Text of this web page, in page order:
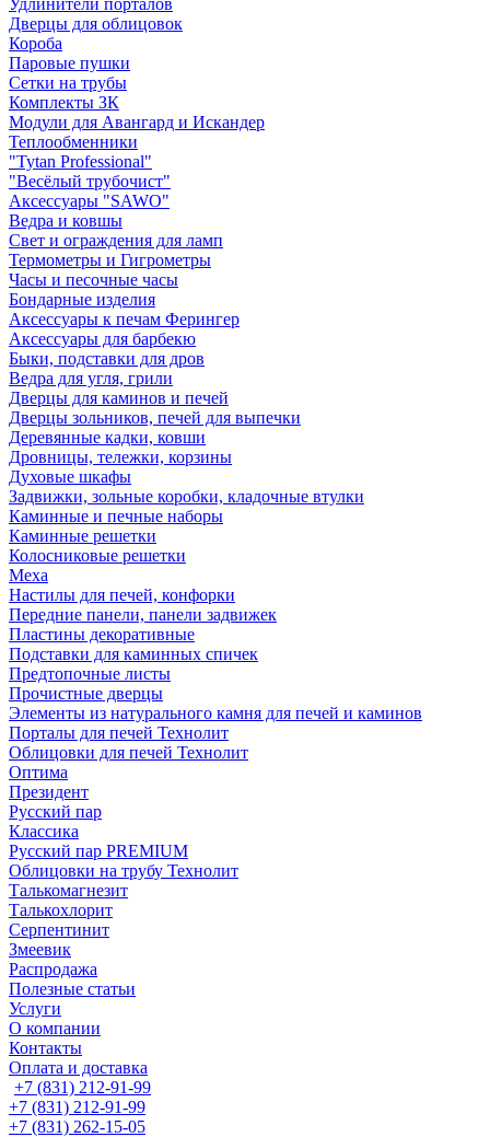
Удлинители порталов
Дверцы для облицовок
Короба
Паровые пушки
Сетки на трубы
Комплекты ЗК
Модули для Авангард и Искандер
Теплообменники
"Tytan Professional"
"Весёлый трубочист"
Аксессуары "SAWO"
Ведра и ковшы
Свет и ограждения для ламп
Термометры и Гигрометры
Часы и песочные часы
Бондарные изделия
Аксессуары к печам Ферингер
Аксессуары для барбекю
Быки, подставки для дров
Ведра для угля, грили
Дверцы для каминов и печей
Дверцы зольников, печей для выпечки
Деревянные кадки, ковши
Дровницы, тележки, корзины
Духовые шкафы
Задвижки, зольные коробки, кладочные втулки
Каминные и печные наборы
Каминные решетки
Колосниковые решетки
Меха
Настилы для печей, конфорки
Передние панели, панели задвижек
Пластины декоративные
Подставки для каминных спичек
Предтопочные листы
Прочистные дверцы
Элементы из натурального камня для печей и каминов
Порталы для печей Технолит
Облицовки для печей Технолит
Оптима
Президент
Русский пар
Классика
Русский пар PREMIUM
Облицовки на трубу Технолит
Талькомагнезит
Талькохлорит
Серпентинит
Змеевик
Распродажа
Полезные статьи
Услуги
О компании
Контакты
Оплата и доставка
+7 (831) 212-91-99
+7 (831) 212-91-99
+7 (831) 262-15-05